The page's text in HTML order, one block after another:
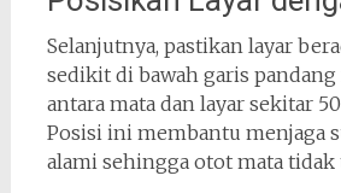
Selanjutnya, pastikan layar
sedikit di bawah garis pandang
antara mata dan layar sekitar
Posisi ini membantu menjaga
alami sehingga otot mata tidak